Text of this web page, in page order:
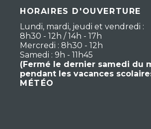
HORAIRES D'OUVERTURE
Lundi, mardi, jeudi et vendredi :
8h30 - 12h / 14h - 17h
Mercredi : 8h30 - 12h
Samedi : 9h - 11h45
(Fermé le dernier samedi du
pendant les vacances
MÉTÉO